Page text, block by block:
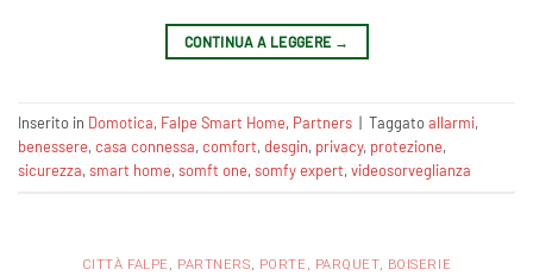
CONTINUA A LEGGERE →
Inserito in Domotica, Falpe Smart Home, Partners | Taggatoallarmi,
benessere,casa connessa,comfort,desgin, privacy, protezione,
sicurezza,smart home,somft one,somfy expert,videosorveglianza
CITTÀ FALPE , PARTNERS, PORTE, PARQUET, BOISERIE